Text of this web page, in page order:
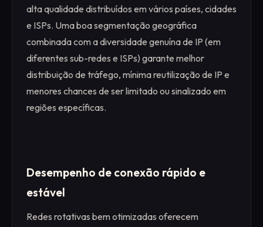
alta qualidade distribuídos em vários países, cidades
e ISPs. Uma boa segmentação geográfica
combinada com a diversidade genuína de IP (em
diferentes sub-redes e ISPs) garante melhor
distribuição de tráfego, mínima reutilização de IP e
menores chances de ser limitado ou sinalizado em
regiões específicas.
Desempenho de conexão rápido e
estável
Redes rotativas bem otimizadas oferecem